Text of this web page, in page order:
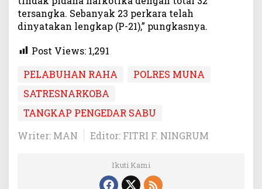
tersangka. Sebanyak 23 perkara telah
dinyatakan lengkap (P-21),” pungkasnya.
Post Views: 1,291
PELABUHAN RAHA
POLRES MUNA
SATRESNARKOBA
TANGKAP PENGEDAR SABU
Writer: MAN
Editor: FITRI F. NINGRUM
Ikuti Kami